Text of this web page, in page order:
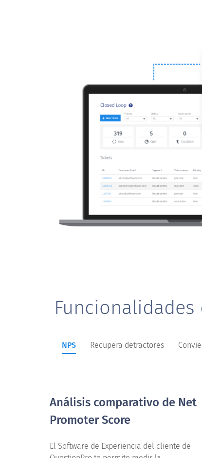
NPS Recupera detractores
Análisis comparativo de Net
Promoter Score
El Software de Experiencia del cliente de